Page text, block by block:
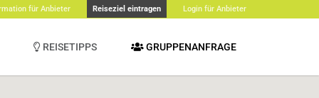
für Anbieter Reiseziel eintragen Login für Anbieter
REISETIPPS GRUPPENANFRAGE